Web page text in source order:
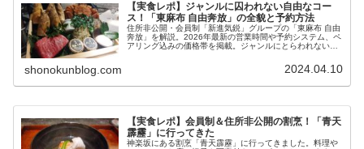
【実食レポ】ジャンルに囚われない自由なコー
ス！「東麻布 自由奔放」の全貌と予約方法
住所非公開・会員制「新進気鋭」グループの「東麻布 自由
奔放」を解説。2026年最新の営業時間や予約システム、ペ
アリング込みの価格帯を掲載。ジャンルにとらわれない独
shonokunblog.com 2024.04.10
【実食レポ】会員制＆住所非公開の割烹！「青天
霹靂」に行ってきた
神楽坂にある割烹「青天霹靂」に行ってきました。料理や